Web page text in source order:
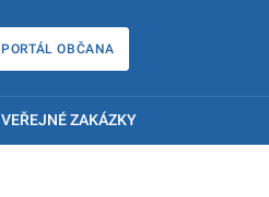
PORTÁL OBČANA
VEŘEJNÉ ZAKÁZKY